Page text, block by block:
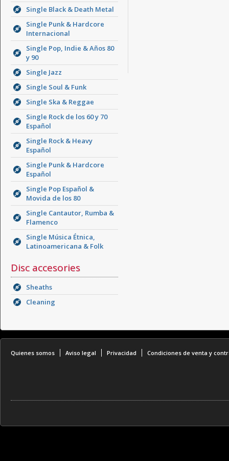
Single Black & Death Metal
Single Punk & Hardcore
Internacional
Single Pop, Indie & Años 80
y 90
Single Jazz
Single Soul & Funk
Single Ska & Reggae
Single Rock de los 60 y 70
Español
Single Rock & Heavy
Español
Single Punk & Hardcore
Español
Single Pop Español &
Movida de los 80
Single Cantautor, Rumba &
Flamenco
Single Música Étnica,
Latinoamericana & Folk
Disc accesories
Sheaths
Cleaning
Quienes somos Aviso legal Privacidad Condiciones de venta y